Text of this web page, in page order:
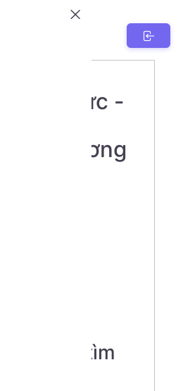
kiến thức -
tới tương
bạn tìm